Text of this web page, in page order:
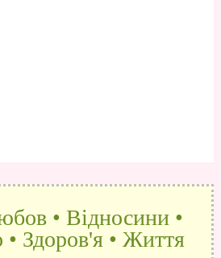
• Відносини •
• Здоров'я • Життя